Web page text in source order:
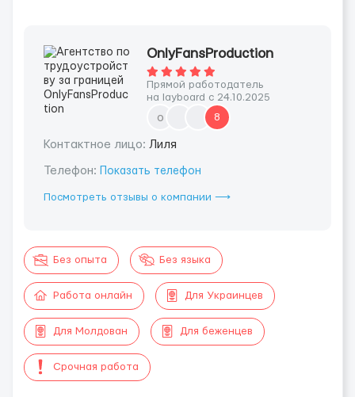
OnlyFansProduction
Прямой работодатель
на layboard с 24.10.2025
o 8
Контактное лицо: Лиля
Телефон: Показать телефон
Посмотреть отзывы о компании ⟶
Без опыта Без языка
Работа онлайн Для Украинцев
Для Молдован Для беженцев
Срочная работа